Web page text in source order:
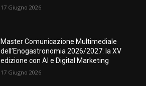
17 Giugno 2026
Master Comunicazione Multimediale
dell’Enogastronomia 2026/2027: la XV
edizione con AI e Digital Marketing
17 Giugno 2026